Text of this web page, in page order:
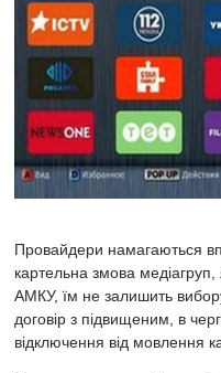
Провайдери намагаються
картельна змова медіагруп,
АМКУ, їм не залишить
договір з підвищеним, в
відключення від мовлення